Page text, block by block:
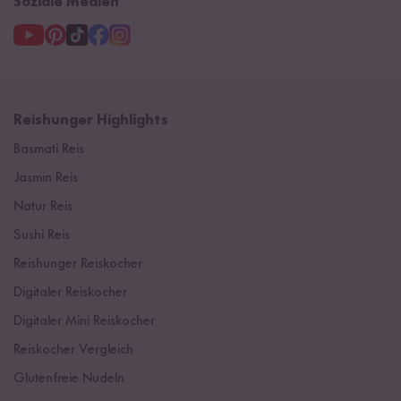
Reishunger Highlights
Basmati Reis
Jasmin Reis
Natur Reis
Sushi Reis
Reishunger Reiskocher
Digitaler Reiskocher
Digitaler Mini Reiskocher
Reiskocher Vergleich
Glutenfreie Nudeln